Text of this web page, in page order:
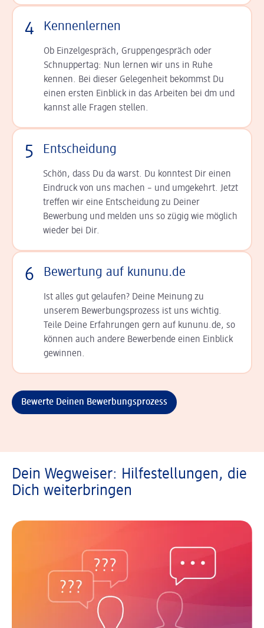
4 Kennenlernen
Ob Einzelgespräch, Grup­pen­gespräch oder
Schnup­per­tag: Nun lernen wir uns in Ruhe
kennen. Bei dieser Gelegenheit bekommst Du
einen ersten Einblick in das Arbeiten bei dm und
kannst alle Fragen stellen.
5 Entscheidung
Schön, dass Du da warst. Du konntest Dir einen
Ein­druck von uns machen – und umgekehrt. Jetzt
tref­fen wir eine Entscheidung zu Deiner
Bewerbung und melden uns so zügig wie möglich
wieder bei Dir.
6 Bewertung auf kununu.de
Ist alles gut gelaufen? Deine Meinung zu
unserem Bewerbungsprozess ist uns wichtig.
Teile Deine Erfahrungen gern auf kununu.de, so
können auch andere Bewerbende einen Einblick
gewinnen.
Bewerte Deinen Bewerbungsprozess
Dein Wegweiser: Hilfestellungen, die
Dich weiterbringen